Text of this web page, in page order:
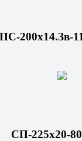
200х14.Зв-
СП-225x20-